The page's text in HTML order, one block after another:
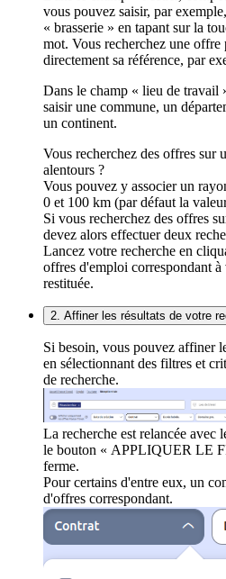
vous pouvez saisir, par
« brasserie » en tapant sur la
mot. Vous recherchez une offre
directement sa référence, par
Dans le champ « lieu de travail
saisir une commune, un
un continent.
Vous recherchez des offres sur
alentours ?
Vous pouvez y associer un
0 et 100 km (par défaut la
Si vous recherchez des offres
devez alors effectuer deux
Lancez votre recherche en
offres d'emploi correspondant à
restituée.
2. Affiner les résultats de votre
Si besoin, vous pouvez affiner
en sélectionnant des filtres et
de recherche.
La recherche est relancée
le bouton « APPLIQUER LE
ferme.
Pour certains d'entre eux, un
d'offres correspondant.